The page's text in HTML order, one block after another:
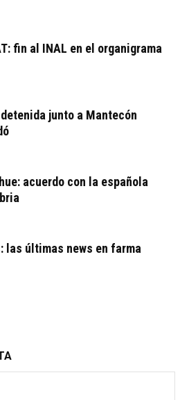
fin al INAL en el organigrama
junto a Mantecón
acuerdo con la española
las últimas news en farma